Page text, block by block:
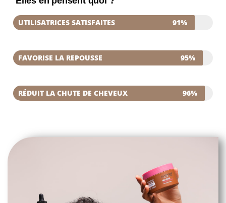
UTILISATRICES SATISFAITES 91%
FAVORISE LA REPOUSSE 95%
RÉDUIT LA CHUTE DE CHEVEUX 96%